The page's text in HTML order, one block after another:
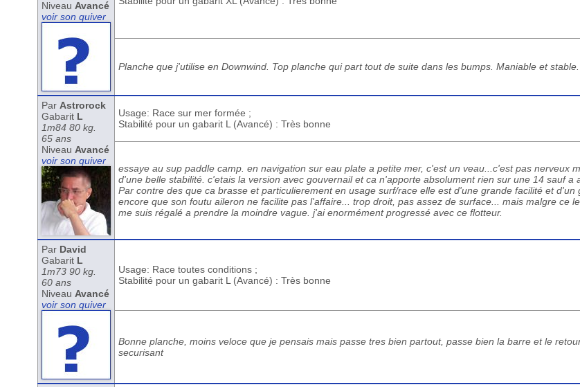
Niveau Avancé
voir son quiver
Planche que j'utilise en Downwind. Top planche qui part tout de suite dans les bumps. Maniable et stable.
Par Astrorock
Gabarit L
1m84 80 kg.
65 ans
Niveau Avancé
voir son quiver
Usage: Race sur mer formée ;
Stabilité pour un gabarit L (Avancé) : Très bonne
essaye au sup paddle camp. en navigation sur eau plate a petite mer, c'est un veau...c'est pas nerveux
d'une belle stabilité. c'etais la version avec gouvernail et ca n'apporte absolument rien sur une 14 sauf a
Par contre des que ca brasse et particulierement en usage surf/race elle est d'une grande facilité et d'un
encore que son foutu aileron ne facilite pas l'affaire... trop droit, pas assez de surface... mais malgre ce
me suis régalé a prendre la moindre vague. j'ai enormément progressé avec ce flotteur.
Par David
Gabarit L
1m73 90 kg.
60 ans
Niveau Avancé
voir son quiver
Usage: Race toutes conditions ;
Stabilité pour un gabarit L (Avancé) : Très bonne
Bonne planche, moins veloce que je pensais mais passe tres bien partout, passe bien la barre et le
securisant